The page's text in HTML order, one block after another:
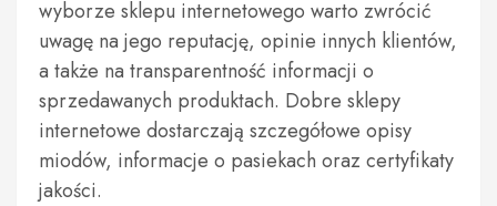
wyborze sklepu internetowego warto zwrócić
uwagę na jego reputację, opinie innych klientów,
a także na transparentność informacji o
sprzedawanych produktach. Dobre sklepy
internetowe dostarczają szczegółowe opisy
miodów, informacje o pasiekach oraz certyfikaty
jakości.